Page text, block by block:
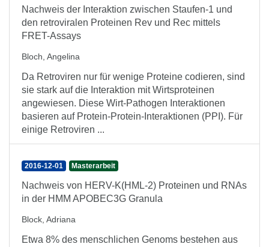
Nachweis der Interaktion zwischen Staufen-1 und
den retroviralen Proteinen Rev und Rec mittels
FRET-Assays
Bloch, Angelina
Da Retroviren nur für wenige Proteine codieren, sind
sie stark auf die Interaktion mit Wirtsproteinen
angewiesen. Diese Wirt-Pathogen Interaktionen
basieren auf Protein-Protein-Interaktionen (PPI). Für
einige Retroviren ...
2016-12-01 Masterarbeit
Nachweis von HERV-K(HML-2) Proteinen und RNAs
in der HMM APOBEC3G Granula
Block, Adriana
Etwa 8% des menschlichen Genoms bestehen aus